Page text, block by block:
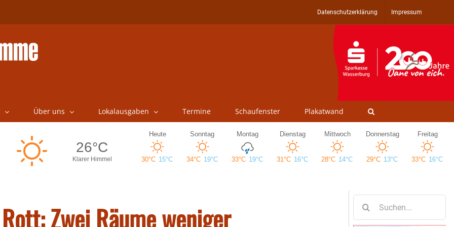
Datenschutzerklärung Impressum
Über uns Lokalausgaben Termine Schaufenster Plakatwand
Zwei Räume weniger
nach: